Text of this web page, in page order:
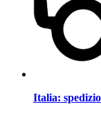
Italia: